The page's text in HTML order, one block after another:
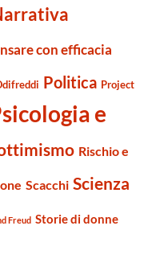
con efficacia
Politica Project
e
Rischio e
Scacchi Scienza
Freud Storie di donne